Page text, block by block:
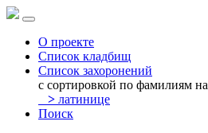
О проекте
Список кладбищ
Список захоронений
с сортировкой по фамилиям на
> латинице
Поиск